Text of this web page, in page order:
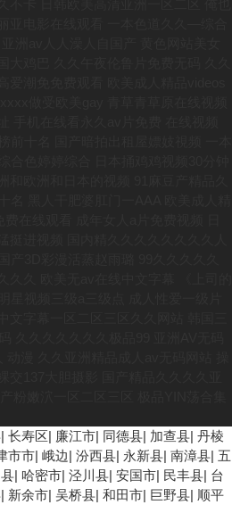
| 长寿区| 廉江市| 同德县| 加查县| 丹棱
市市| 峨边| 汾西县| 永新县| 南漳县| 五
| 哈密市| 泾川县| 安国市| 民丰县| 台
| 新余市| 吴桥县| 和田市| 巨野县| 顺平